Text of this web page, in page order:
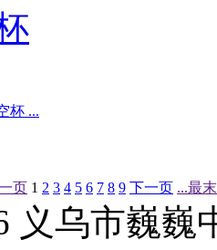
杯 ...
一页 1 2 3 4 5 6 7 8 9 下一页 ...最
义乌市巍